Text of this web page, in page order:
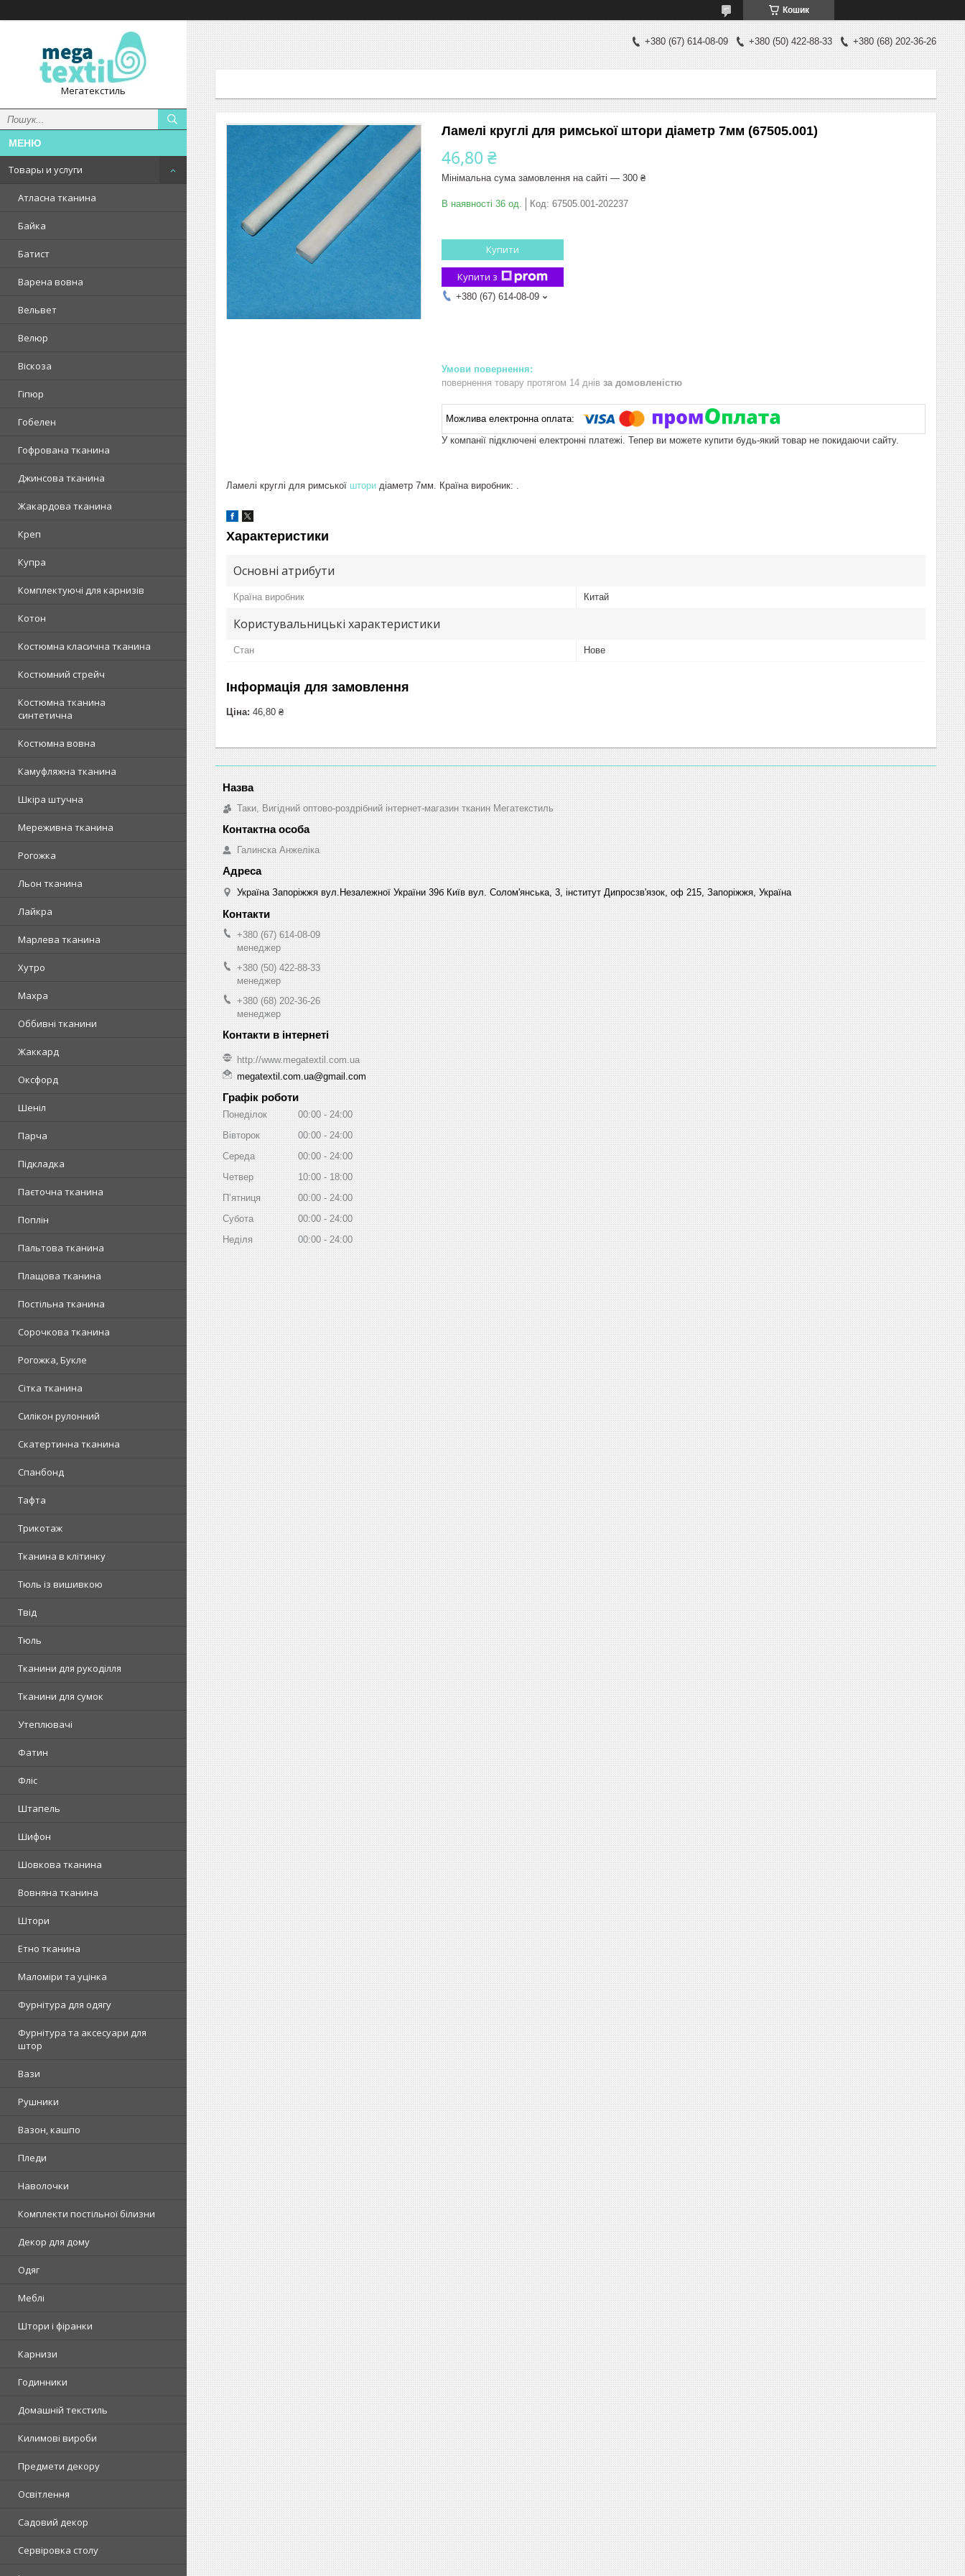
Кошик
Мегатекстиль
Товары и услуги
Атласна тканина
Байка
Батист
Варена вовна
Вельвет
Велюр
Віскоза
Гіпюр
Гобелен
Гофрована тканина
Джинсова тканина
Жакардова тканина
Креп
Купра
Комплектуючі для карнизів
Котон
Костюмна класична тканина
Костюмний стрейч
Костюмна тканина
синтетична
Костюмна вовна
Камуфляжна тканина
Шкіра штучна
Мереживна тканина
Рогожка
Льон тканина
Лайкра
Марлева тканина
Хутро
Махра
Оббивні тканини
Жаккард
Оксфорд
Шеніл
Парча
Підкладка
Паєточна тканина
Поплін
Пальтова тканина
Плащова тканина
Постільна тканина
Сорочкова тканина
Рогожка, Букле
Сітка тканина
Силікон рулонний
Скатертинна тканина
Спанбонд
Тафта
Трикотаж
Тканина в клітинку
Тюль із вишивкою
Твід
Тюль
Тканини для рукоділля
Тканини для сумок
Утеплювачі
Фатин
Фліс
Штапель
Шифон
Шовкова тканина
Вовняна тканина
Штори
Етно тканина
Маломіри та уцінка
Фурнітура для одягу
Фурнітура та аксесуари для
штор
Вази
Рушники
Вазон, кашпо
Пледи
Наволочки
Комплекти постільної білизни
Декор для дому
Одяг
Меблі
Штори і фіранки
Карнизи
Годинники
Домашній текстиль
Килимові вироби
Предмети декору
Освітлення
Садовий декор
Сервіровка столу
+380 (67) 614-08-09 +380 (50) 422-88-33 +380 (68) 202-36-26
Ламелі круглі для римської штори діаметр 7мм (67505.001)
46,80 ₴
Мінімальна сума замовлення на сайті — 300 ₴
В наявності 36 од. Код: 67505.001-202237
Купити
Купити з
+380 (67) 614-08-09
повернення товару протягом 14 днів за домовленістю
У компанії підключені електронні платежі. Тепер ви можете купити будь-який товар не покидаючи сайту.
Ламелі круглі для римської штори діаметр 7мм. Країна виробник: .
Характеристики
Основні атрибути
Країна виробник Китай
Користувальницькі характеристики
Стан Нове
Інформація для замовлення
Ціна: 46,80 ₴
Таки, Вигідний оптово-роздрібний інтернет-магазин тканин Мегатекстиль
Галинска Анжеліка
Україна Запоріжжя вул.Незалежної України 39б Київ вул. Солом'янська, 3, інститут Дипросзв'язок, оф 215, Запоріжжя, Україна
+380 (67) 614-08-09
менеджер
+380 (50) 422-88-33
менеджер
+380 (68) 202-36-26
менеджер
http://www.megatextil.com.ua
megatextil.com.ua@gmail.com
Графік роботи
Понеділок 00:00
24:00
Вівторок
00:00
24:00
Середа
00:00
24:00
Четвер
10:00
18:00
Пʼятниця
00:00
24:00
Субота
00:00
24:00
Неділя
00:00 24:00